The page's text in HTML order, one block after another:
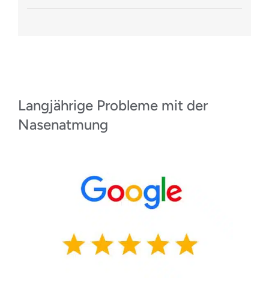
Langjährige Probleme mit der
Nasenatmung